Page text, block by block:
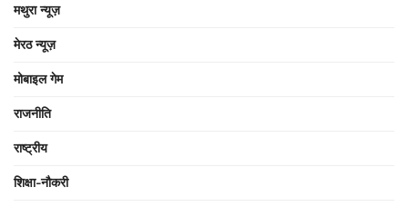
मथुरा न्यूज़
मेरठ न्यूज़
मोबाइल गेम
राजनीति
राष्ट्रीय
शिक्षा-नौकरी